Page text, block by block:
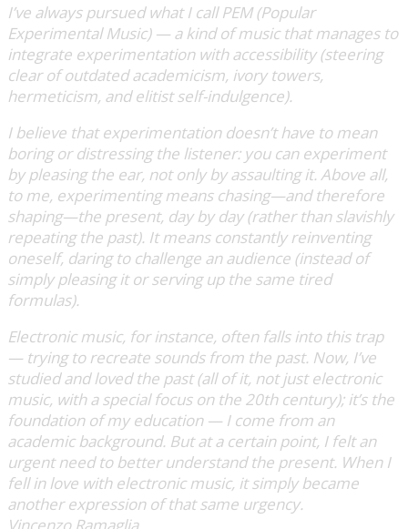
I’ve always pursued what I call PEM (Popular
Experimental Music) — a kind of music that manages to
integrate experimentation with accessibility (steering
clear of outdated academicism, ivory towers,
hermeticism, and elitist self-indulgence).
I believe that experimentation doesn’t have to mean
boring or distressing the listener: you can experiment
by pleasing the ear, not only by assaulting it. Above all,
to me, experimenting means chasing—and therefore
shaping—the present, day by day (rather than slavishly
repeating the past). It means constantly reinventing
oneself, daring to challenge an audience (instead of
simply pleasing it or serving up the same tired
formulas).
Electronic music, for instance, often falls into this trap
— trying to recreate sounds from the past. Now, I’ve
studied and loved the past (all of it, not just electronic
music, with a special focus on the 20th century); it’s the
foundation of my education — I come from an
academic background. But at a certain point, I felt an
urgent need to better understand the present. When I
fell in love with electronic music, it simply became
another expression of that same urgency.
Vincenzo Ramaglia